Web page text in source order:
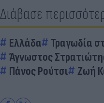
Διάβασε
Ελλάδα
Τραγωδία
Άγνωστος
Πάνος Ρούτσι
Ζωή